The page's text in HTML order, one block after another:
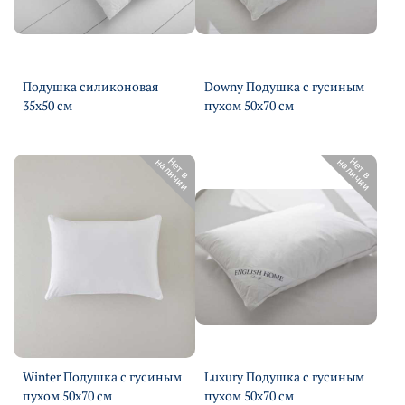
Подушка силиконовая
35х50 см
Downy Подушка с гусиным
пухом 50х70 см
Н
е
т
в
н
а
л
и
ч
и
и
Winter Подушка с гусиным
пухом 50х70 см
Н
е
т
в
н
а
л
и
ч
и
и
Luxury Подушка с гусиным
пухом 50х70 см